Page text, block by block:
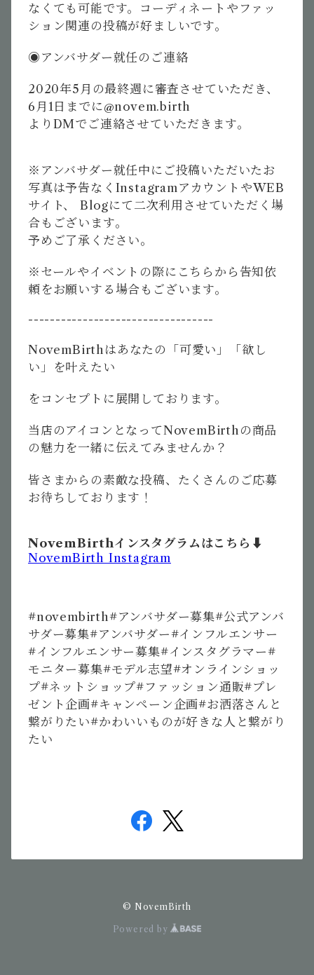
なくても可能です。コーディネートやファッ
ション関連の投稿が好ましいです。
◉アンバサダー就任のご連絡
2020年5 月の最終週に審査させていただき、
6 月 1 日までに@novem.birth
より DMでご連絡させていただきます。
※ アンバサダー就任中にご投稿いただいたお
写真は予告なく Instagram アカウントやWEB
サイト、
Blogにて二次利用させていただく場
合もございます。
予めご了承ください。
※ セールやイベントの際にこちらから告知依
頼をお願いする場合もございます。
----------------------------------
NovemBirth はあなたの「可愛い」「欲し
い」を叶えたい
をコンセプトに展開しております。
当店のアイコンとなってNovemBirth の商品
の魅力を一緒に伝えてみませんか？
皆さまからの素敵な投稿、たくさんのご応募
お待ちしております！
NovemBirthインスタグラムはこちら⬇︎
NovemBirth Instagram
#novembirth#アンバサダー募集#公式アンバ
サダー募集#アンバサダー#インフルエンサー
#インフルエンサー募集#インスタグラマー#
モニター募集#モデル志望#オンラインショッ
プ#ネットショップ# ファッション通販#プレ
ゼント企画#キャンペーン企画#お洒落さんと
繋がりたい#かわいいものが好きな人と繋がり
たい
© NovemBirth
Powered by